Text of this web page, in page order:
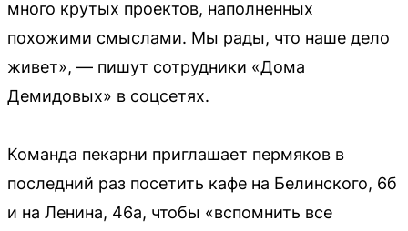
много крутых проектов, наполненных
похожими смыслами. Мы рады, что наше дело
живет», — пишут сотрудники «Дома
Демидовых» в соцсетях.
Команда пекарни приглашает пермяков в
последний раз посетить кафе на Белинского, 6б
и на Ленина, 46а, чтобы «вспомнить все